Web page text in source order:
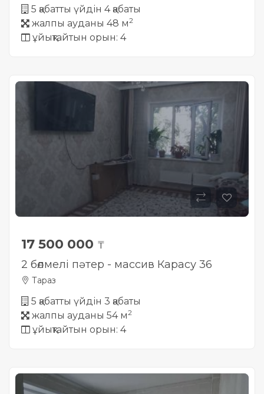
5 қабатты үйдін 4 қабаты
жалпы ауданы 48 м2
ұйықтайтын орын: 4
17 500 000 ₸
2 бөлмелі пәтер - массив Карасу 36
Тараз
5 қабатты үйдін 3 қабаты
жалпы ауданы 54 м2
ұйықтайтын орын: 4